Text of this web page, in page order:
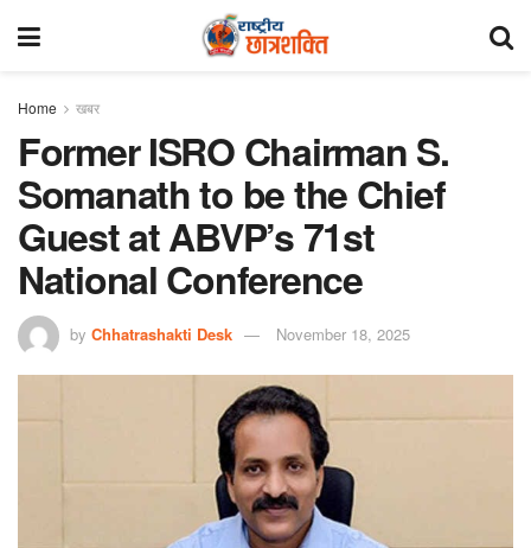
Home खबर
Former ISRO Chairman S.
Somanath to be the Chief
Guest at ABVP’s 71st
National Conference
by Chhatrashakti Desk November 18, 2025